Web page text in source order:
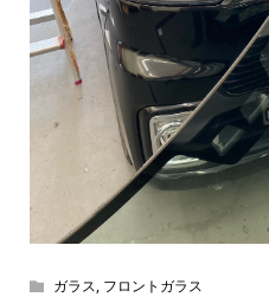
ガラス, フロントガラス